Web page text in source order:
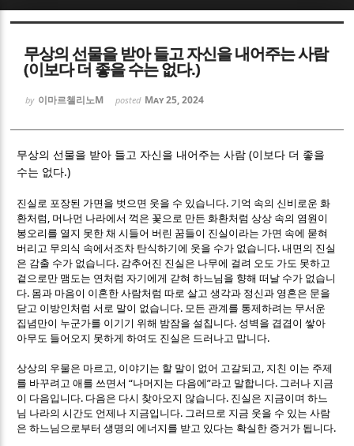
무상의 선물을 받아 들고 자신을 내어주는 사람
(이보다 더 좋을 수는 없다.)
by 이마르첼리노M posted May 25, 2024
무상의 선물을 받아 들고 자신을 내어주는 사람(이보다 더 좋을
수는 없다.)
진실로 포장된 가면을 벗으면 웃을 수 있습니다. 기억 속의 신비로운 화
환처럼 , 머나먼 나라에서 꺽은 꽃으로 만든 화환처럼 상상 속의 염원이
봉오리를 열지 못한 채 시들어 버린 꿈들이 진실이라는 가면 속에 묻혀
버리고 무의식 속에서조차 탄식하기에 웃을 수가 없습니다.내면의 진실
은 감출 수가 없습니다. 감추어진 진실은 나무에 걸려 오도 가도 못하고
겉으로만 맴도는 연처럼 자기에게 갇혀 하느님을 향해 떠날 수가 없습니
다. 몸과 마음이 이혼한 사람처럼 따로 살고 생각과 정신과 영혼은 문을
닫고 이방인처럼 서로 말이 없습니다. 모든 관계를 통제하려는 무서운
집념만이 누군가를 이기기 위해 밤잠을 설칩니다. 성벽을 겹겹이 쌓아
아무도 들어오지 못하게 하여도 진실은 드러나고 맙니다.
상상의 우물은 마르고 , 이야기는 할 말이 없어 고갈되고 , 지친 이는 주제
를 바꾸려고 애를 쓰면서“나머지는 다음에”라고 말합니다. 그러나 지금
이 다음입니다. 다음은 다시 찾아오지 않습니다. 진실은 지금이며 하느
님 나라의 시간도 언제나 지금입니다. 그러므로 지금 웃을 수 있는 사람
은 하느님으로부터 생명의 에너지를 받고 있다는 확실한 증거가 됩니다.
Sketchbook5, 스케치북5
Sketchbook5, 스케치북5
Sketchbook5, 스케치북5
Sketchbook5, 스케치북5